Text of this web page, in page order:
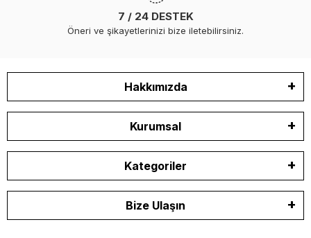
7 / 24 DESTEK
Öneri ve şikayetlerinizi bize iletebilirsiniz.
Hakkımızda
Kurumsal
Kategoriler
Bize Ulaşın